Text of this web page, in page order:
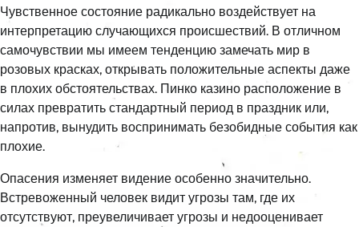
Чувственное состояние радикально воздействует на
интерпретацию случающихся происшествий. В отличном
самочувствии мы имеем тенденцию замечать мир в
розовых красках, открывать положительные аспекты даже
в плохих обстоятельствах. Пинко казино расположение в
силах превратить стандартный период в праздник или,
напротив, вынудить воспринимать безобидные события как
плохие.
Опасения изменяет видение особенно значительно.
Встревоженный человек видит угрозы там, где их
отсутствуют, преувеличивает угрозы и недооценивает